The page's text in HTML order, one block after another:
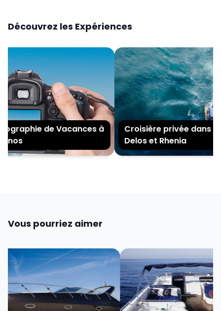
Découvrez les Expériences
de Vacances à
Croisière privée dans les
Delos et Rhenia
Vous pourriez aimer